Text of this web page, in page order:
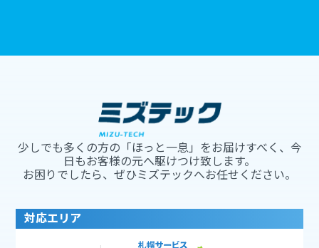
少しでも多くの方の「ほっと一息」をお届けすべく、今
日もお客様の元へ駆けつけ致します。
お困りでしたら、ぜひミズテックへお任せください。
対応エリア